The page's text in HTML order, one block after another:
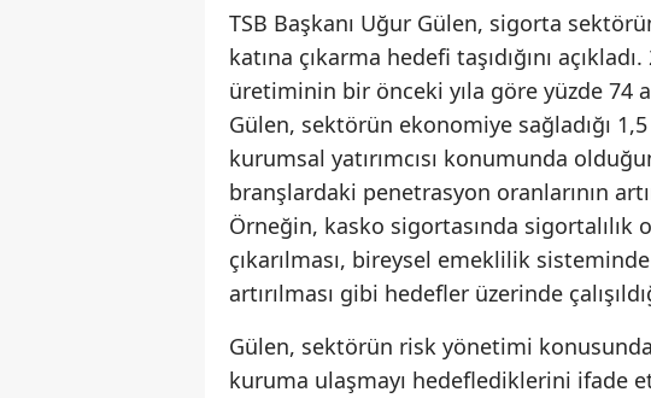
TSB Başkanı Uğur Gülen, sigorta
katına çıkarma hedefi taşıdığını
üretiminin bir önceki yıla göre yüzde 74
Gülen, sektörün ekonomiye sağladığı
kurumsal yatırımcısı konumunda
branşlardaki penetrasyon oranlarının
Örneğin, kasko sigortasında sigortalılık
çıkarılması, bireysel emeklilik
artırılması gibi hedefler üzerinde
Gülen, sektörün risk yönetimi
kuruma ulaşmayı hedeflediklerini ifade